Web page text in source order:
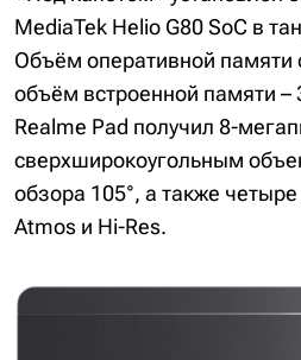
MediaTek Helio G80 SoC в
Объём оперативной памяти
объём встроенной памяти –
Realme Pad получил 8-
сверхширокоугольным
обзора 105°, а также
Atmos и Hi-Res.